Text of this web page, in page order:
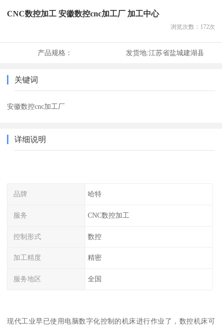
CNC数控加工 安徽数控cnc加工厂 加工中心
浏览次数： 172次
产品规格： 发货地:江苏省盐城建湖县
关键词
安徽数控cnc加工厂
详细说明
品牌 哈特
服务 CNC数控加工
控制形式 数控
加工精度 精密
服务地区 全国
现代工业早已使用电脑数字化控制的机床进行作业了，数控机床可